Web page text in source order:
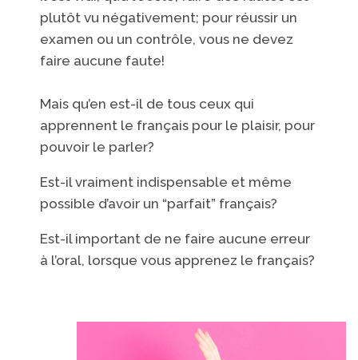
plutôt vu négativement; pour réussir un
examen ou un contrôle, vous ne devez​
faire aucune faute!
Mais qu’en est-il de tous ceux qui
apprennent le français pour le plaisir, pour
pouvoir le parler?
Est-il vraiment indispensable et même
possible d’avoir un “parfait” français?
Est-il important de ne faire aucune erreur
à l’oral, lorsque vous apprenez le français?